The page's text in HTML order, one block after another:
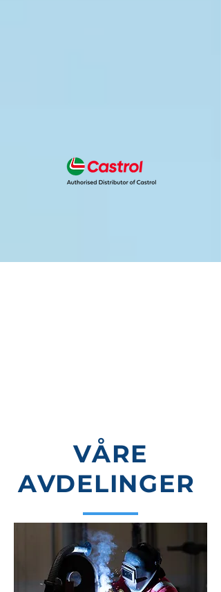
VÅRE
AVDELINGER